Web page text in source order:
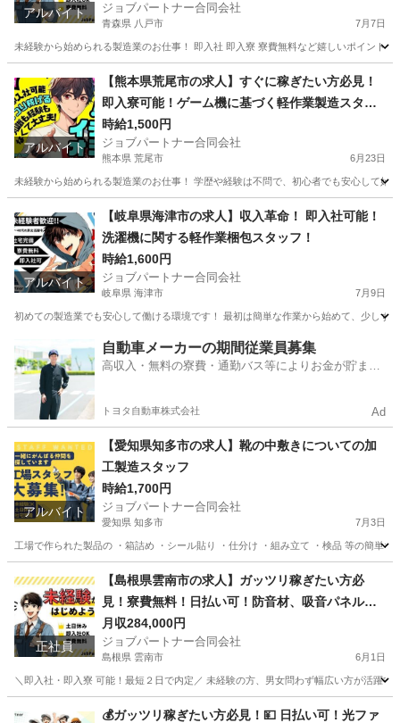
アルバイト ジョブパートナー合同会社
青森県 八戸市 7月7日
未経験から始められる製造業のお仕事！ 即入社 即入寮 寮費無料など嬉しいポイント
工場 個室
アルバイト
【熊本県荒尾市の求人】すぐに稼ぎたい方必見！
即入寮可能！ゲーム機に基づく軽作業製造スタッ
フ
時給1,500円
ジョブパートナー合同会社
熊本県 荒尾市 6月23日
未経験から始められる製造業のお仕事！ 学歴や経験は不問で、初心者でも安心して
工場 スタッフ
アルバイト
【岐阜県海津市の求人】収入革命！ 即入社可能！
洗濯機に関する軽作業梱包スタッフ！
時給1,600円
ジョブパートナー合同会社
岐阜県 海津市 7月9日
初めての製造業でも安心して働ける環境です！ 最初は簡単な作業から始めて、少し
工場 スタッフ
自動車メーカーの期間従業員募集
高収入・無料の寮費・通勤バス等によりお金が貯まり
トヨタ自動車株式会社 Ad
アルバイト
【愛知県知多市の求人】靴の中敷きについての加
工製造スタッフ
時給1,700円
ジョブパートナー合同会社
愛知県 知多市 7月3日
工場で作られた製品の ・箱詰め ・シール貼り ・仕分け ・組み立て ・検品 等の簡単
工場 個室
正社員
【島根県雲南市の求人】ガッツリ稼ぎたい方必
見！寮費無料！日払い可！防音材、吸音パネル、
遮音カーテンの製造補助スタッフ！
月収284,000円
ジョブパートナー合同会社
島根県 雲南市 6月1日
＼即入社・即入寮 可能！最短２日で内定／ 未経験の方、男女問わず幅広い方が活躍
工場 未経験
💰ガッツリ稼ぎたい方必見！💴 日払い可！光ファ